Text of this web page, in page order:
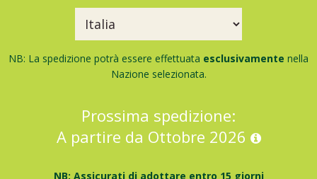
NB: La spedizione potrà essere effettuata esclusivamente nella
Nazione selezionata.
Prossima spedizione:
A partire da Ottobre 2026
NB: Assicurati di adottare entro 15 giorni